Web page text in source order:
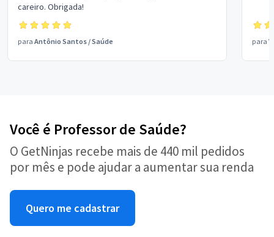
careiro. Obrigada!
para Antônio Santos /Saúde para
Você é Professor de Saúde?
O GetNinjas recebe mais de 440 mil pedidos
por mês e pode ajudar a aumentar sua renda
Quero me cadastrar